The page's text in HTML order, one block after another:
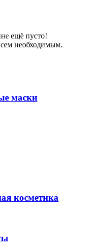
ещё пусто!
необходимым.
маски
косметика